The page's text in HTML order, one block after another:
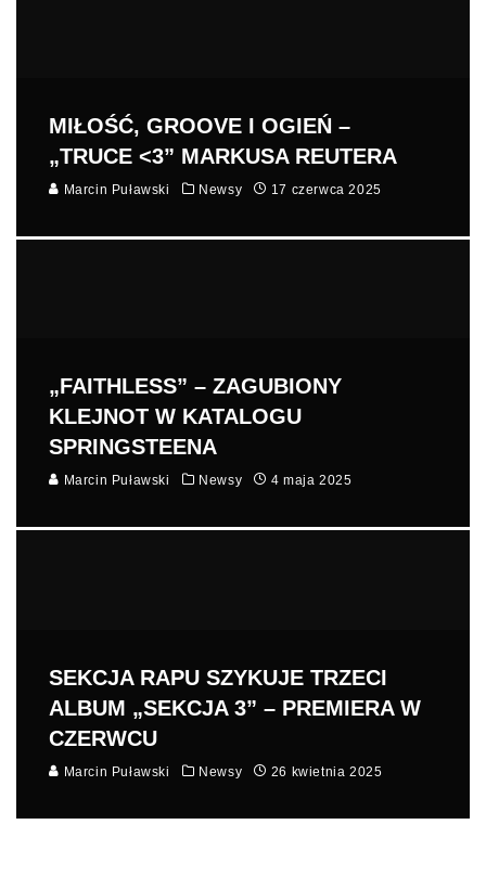
MIŁOŚĆ, GROOVE I OGIEŃ –
„TRUCE <3” MARKUSA REUTERA
Marcin Puławski Newsy 17 czerwca 2025
„FAITHLESS” – ZAGUBIONY
KLEJNOT W KATALOGU
SPRINGSTEENA
Marcin Puławski Newsy 4 maja 2025
SEKCJA RAPU SZYKUJE TRZECI
ALBUM „SEKCJA 3” – PREMIERA W
CZERWCU
Marcin Puławski Newsy 26 kwietnia 2025